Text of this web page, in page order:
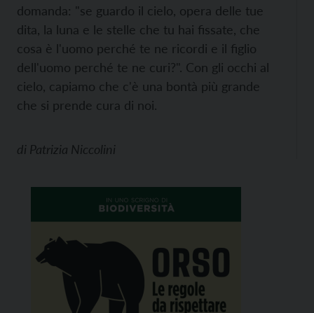
domanda: "se guardo il cielo, opera delle tue
dita, la luna e le stelle che tu hai fissate, che
cosa è l'uomo perché te ne ricordi e il figlio
dell'uomo perché te ne curi?". Con gli occhi al
cielo, capiamo che c'è una bontà più grande
che si prende cura di noi.
di Patrizia Niccolini